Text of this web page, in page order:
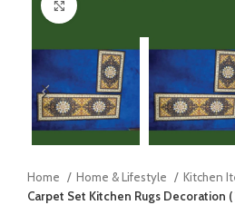
Home Home & Lifestyle
Kitchen
Carpet Set Kitchen Rugs Decoration (